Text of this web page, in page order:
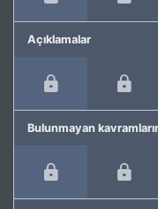
Açıklamalar
Bulunmayan